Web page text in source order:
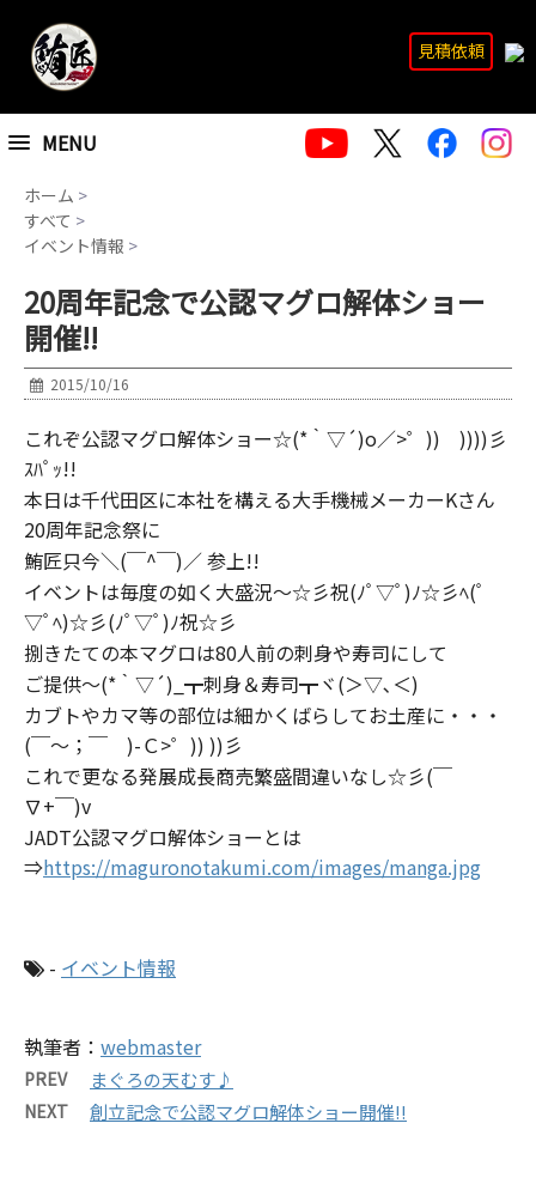
MENU
見積依頼
ホーム >
すべて >
イベント情報 >
20周年記念で公認マグロ解体ショー
開催!!
2015/10/16
これぞ公認マグロ解体ショー☆(*｀▽´)o／>゜)) ))))彡
ｽﾊﾟｯ!!
本日は千代田区に本社を構える大手機械メーカーKさん
20周年記念祭に
鮪匠只今＼(￣^￣)／ 参上!!
イベントは毎度の如く大盛況～☆彡祝(ﾉﾟ▽ﾟ)ﾉ☆彡ﾍ(ﾟ
▽ﾟﾍ)☆彡(ﾉﾟ▽ﾟ)ﾉ祝☆彡
捌きたての本マグロは80人前の刺身や寿司にして
ご提供～(*｀▽´)_┳刺身＆寿司┳ヾ(＞▽､＜)
カブトやカマ等の部位は細かくばらしてお土産に・・・
(￣～；￣ )-Ｃ>゜)) ))彡
これで更なる発展成長商売繁盛間違いなし☆彡(￣
∇+￣)v
JADT公認マグロ解体ショーとは
⇒https://maguronotakumi.com/images/manga.jpg
- イベント情報
執筆者： webmaster
PREV まぐろの天むす♪
NEXT 創立記念で公認マグロ解体ショー開催!!